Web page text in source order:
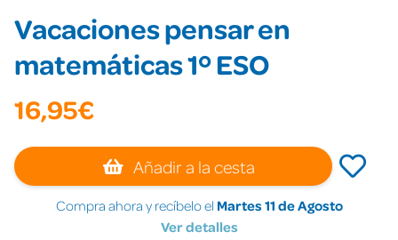
Vacaciones pensar en
matemáticas 1º ESO
16,95€
Añadir a la cesta
Compra ahora y recíbelo el Martes 11 de Agosto
Ver detalles